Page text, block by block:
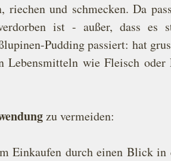
riechen und schmecken. Da
ist - außer, dass es
Pudding passiert: hat
wie Fleisch oder
zu vermeiden:
Einkaufen durch einen Blick in